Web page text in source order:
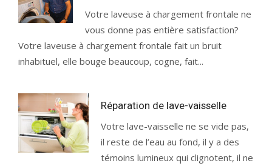
Votre laveuse à chargement frontale ne
vous donne pas entière satisfaction?
Votre laveuse à chargement frontale fait un bruit
inhabituel, elle bouge beaucoup, cogne, fait...
Réparation de lave-vaisselle
Votre lave-vaisselle ne se vide pas,
il reste de l’eau au fond, il y a des
témoins lumineux qui clignotent, il ne